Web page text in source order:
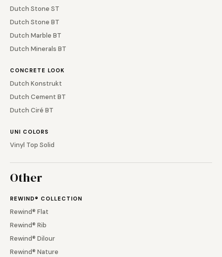
Dutch Stone ST
Dutch Stone BT
Dutch Marble BT
Dutch Minerals BT
CONCRETE LOOK
Dutch Konstrukt
Dutch Cement BT
Dutch Ciré BT
UNI COLORS
Vinyl Top Solid
Other
REWIND® COLLECTION
Rewind® Flat
Rewind® Rib
Rewind® Dilour
Rewind® Nature